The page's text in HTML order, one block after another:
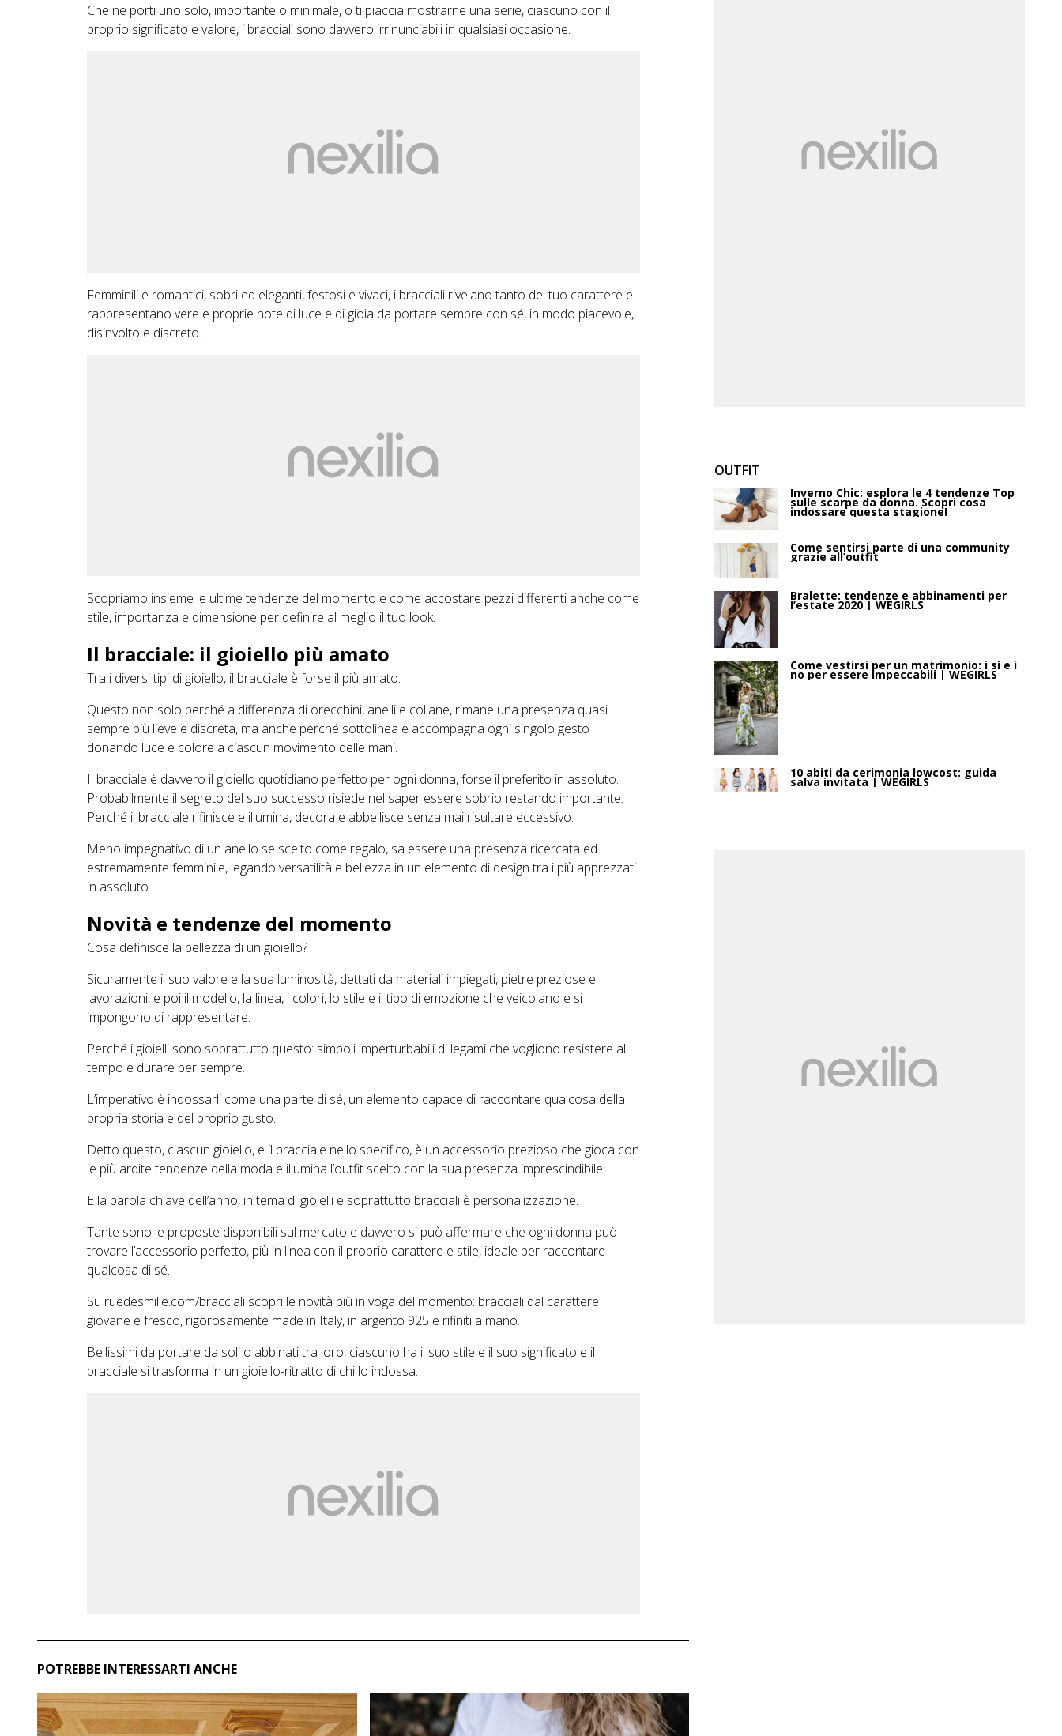
Che ne porti uno solo, importante o minimale, o ti piaccia mostrarne una serie, ciascuno con il
proprio significato e valore, i bracciali sono davvero irrinunciabili in qualsiasi occasione.
Femminili e romantici, sobri ed eleganti, festosi e vivaci, i bracciali rivelano tanto del tuo carattere e
rappresentano vere e proprie note di luce e di gioia da portare sempre con sé, in modo piacevole,
disinvolto e discreto.
Scopriamo insieme le ultime tendenze del momento e come accostare pezzi differenti anche come
stile, importanza e dimensione per definire al meglio il tuo look.
Il bracciale: il gioiello più amato
Tra i diversi tipi di gioiello, il bracciale è forse il più amato.
Questo non solo perché a differenza di orecchini, anelli e collane, rimane una presenza quasi
sempre più lieve e discreta, ma anche perché sottolinea e accompagna ogni singolo gesto
donando luce e colore a ciascun movimento delle mani.
Il bracciale è davvero il gioiello quotidiano perfetto per ogni donna, forse il preferito in assoluto.
Probabilmente il segreto del suo successo risiede nel saper essere sobrio restando importante.
Perché il bracciale rifinisce e illumina, decora e abbellisce senza mai risultare eccessivo.
Meno impegnativo di un anello se scelto come regalo, sa essere una presenza ricercata ed
estremamente femminile, legando versatilità e bellezza in un elemento di design tra i più apprezzati
in assoluto.
Novità e tendenze del momento
Cosa definisce la bellezza di un gioiello?
Sicuramente il suo valore e la sua luminosità, dettati da materiali impiegati, pietre preziose e
lavorazioni, e poi il modello, la linea, i colori, lo stile e il tipo di emozione che veicolano e si
impongono di rappresentare.
Perché i gioielli sono soprattutto questo: simboli imperturbabili di legami che vogliono resistere al
tempo e durare per sempre.
L’imperativo è indossarli come una parte di sé, un elemento capace di raccontare qualcosa della
propria storia e del proprio gusto.
Detto questo, ciascun gioiello, e il bracciale nello specifico, è un accessorio prezioso che gioca con
le più ardite tendenze della moda e illumina l’outfit scelto con la sua presenza imprescindibile.
E la parola chiave dell’anno, in tema di gioielli e soprattutto bracciali è personalizzazione.
Tante sono le proposte disponibili sul mercato e davvero si può affermare che ogni donna può
trovare l’accessorio perfetto, più in linea con il proprio carattere e stile, ideale per raccontare
qualcosa di sé.
Su ruedesmille.com/braccialiscopri le novità più in voga del momento: bracciali dal carattere
giovane e fresco, rigorosamente made in Italy, in argento 925 e rifiniti a mano.
Bellissimi da portare da soli o abbinati tra loro, ciascuno ha il suo stile e il suo significato e il
bracciale si trasforma in un gioiello-ritratto di chi lo indossa.
POTREBBE INTERESSARTI ANCHE
OUTFIT
Inverno Chic: esplora le 4 tendenze Top
sulle scarpe da donna. Scopri cosa
indossare questa stagione!
Come sentirsi parte di una community
grazie all’outfit
Bralette: tendenze e abbinamenti per
l’estate 2020 | WEGIRLS
Come vestirsi per un matrimonio: i sì e i
no per essere impeccabili | WEGIRLS
10 abiti da cerimonia lowcost: guida
salva invitata | WEGIRLS